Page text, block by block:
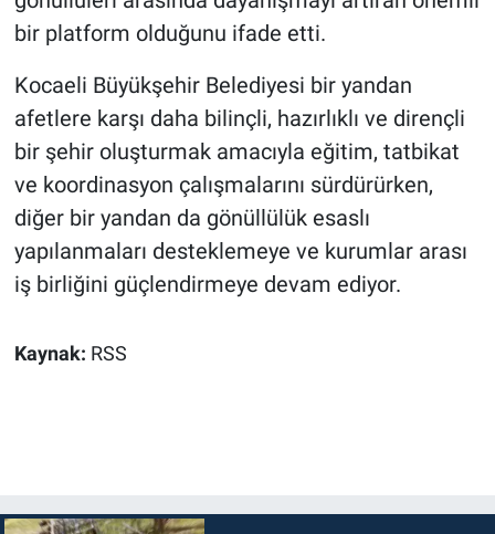
bir platform olduğunu ifade etti.
Kocaeli Büyükşehir Belediyesi bir yandan
afetlere karşı daha bilinçli, hazırlıklı ve dirençli
bir şehir oluşturmak amacıyla eğitim, tatbikat
ve koordinasyon çalışmalarını sürdürürken,
diğer bir yandan da gönüllülük esaslı
yapılanmaları desteklemeye ve kurumlar arası
iş birliğini güçlendirmeye devam ediyor.
Kaynak: RSS